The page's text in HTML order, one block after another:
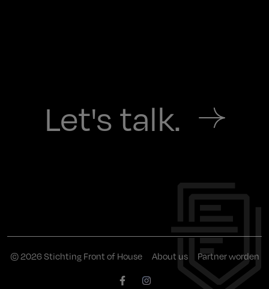
Let's talk.
© 2026 Stichting Front of House About us Partner worden